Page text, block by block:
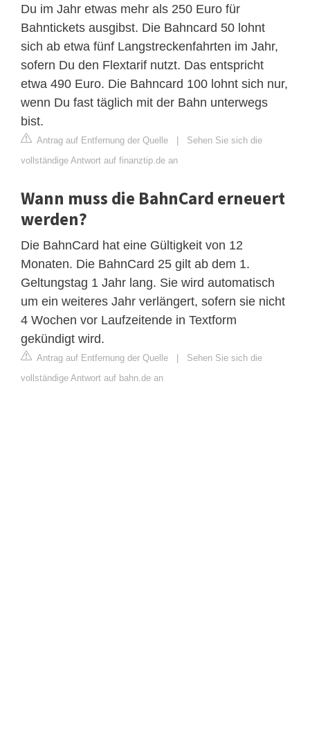
Du im Jahr etwas mehr als 250 Euro für
Bahntickets ausgibst. Die Bahncard 50 lohnt
sich ab etwa fünf Langstreckenfahrten im Jahr,
sofern Du den Flextarif nutzt. Das entspricht
etwa 490 Euro. Die Bahncard 100 lohnt sich nur,
wenn Du fast täglich mit der Bahn unterwegs
bist.
Antrag auf Entfernung der Quelle | Sehen Sie sich die
vollständige Antwort auf finanztip.de an
Wann muss die BahnCard erneuert
werden?
Die BahnCard hat eine Gültigkeit von 12
Monaten. Die BahnCard 25 gilt ab dem 1.
Geltungstag 1 Jahr lang. Sie wird automatisch
um ein weiteres Jahr verlängert, sofern sie nicht
4 Wochen vor Laufzeitende in Textform
gekündigt wird.
Antrag auf Entfernung der Quelle | Sehen Sie sich die
vollständige Antwort auf bahn.de an